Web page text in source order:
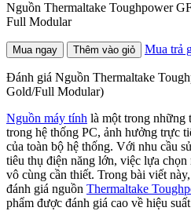
Nguồn Thermaltake Toughpower
Full Modular
Mua ngay Thêm vào giỏ Mua trả
Đánh giá Nguồn Thermaltake
Gold/Full Modular)
Nguồn máy tính là một trong những
trong hệ thống PC, ảnh hưởng trực
của toàn bộ hệ thống. Với nhu cầu
tiêu thụ điện năng lớn, việc lựa
vô cùng cần thiết. Trong bài viết
đánh giá nguồn Thermaltake
phẩm được đánh giá cao về hiệu